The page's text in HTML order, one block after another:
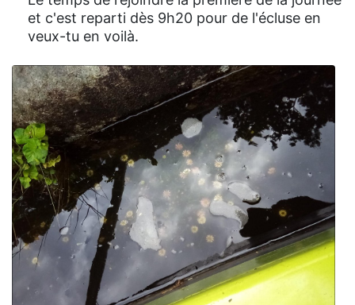
et c'est reparti dès 9h20 pour de l'écluse en
veux-tu en voilà.